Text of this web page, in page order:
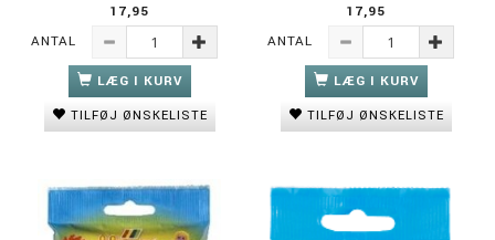
17,95
ANTAL
LÆG I KURV
TILFØJ ØNSKELISTE
17,95
ANTAL
LÆG I KURV
TILFØJ ØNSKELISTE